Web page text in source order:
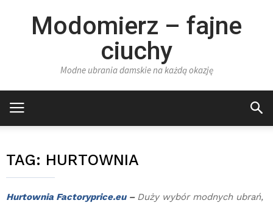
Modomierz – fajne
ciuchy
Modne ubrania damskie na każdą okazję
TAG: HURTOWNIA
Hurtownia Factoryprice.eu– Duży wybór modnych ubrań,